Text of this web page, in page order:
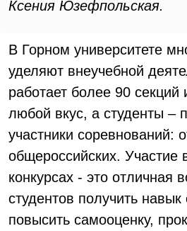
Ксения Юзефпольская.
В Горном университете
уделяют внеучебной
работает более 90 секций
любой вкус, а студенты –
участники соревнований:
общероссийских. Участие
конкурсах - это отличная
студентов получить
повысить самооценку,